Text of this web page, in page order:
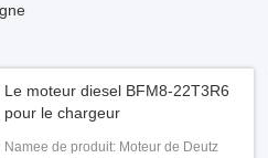
Le moteur diesel BFM8-22T3R6
pour le chargeur
Namee de produit: Moteur de Deutz